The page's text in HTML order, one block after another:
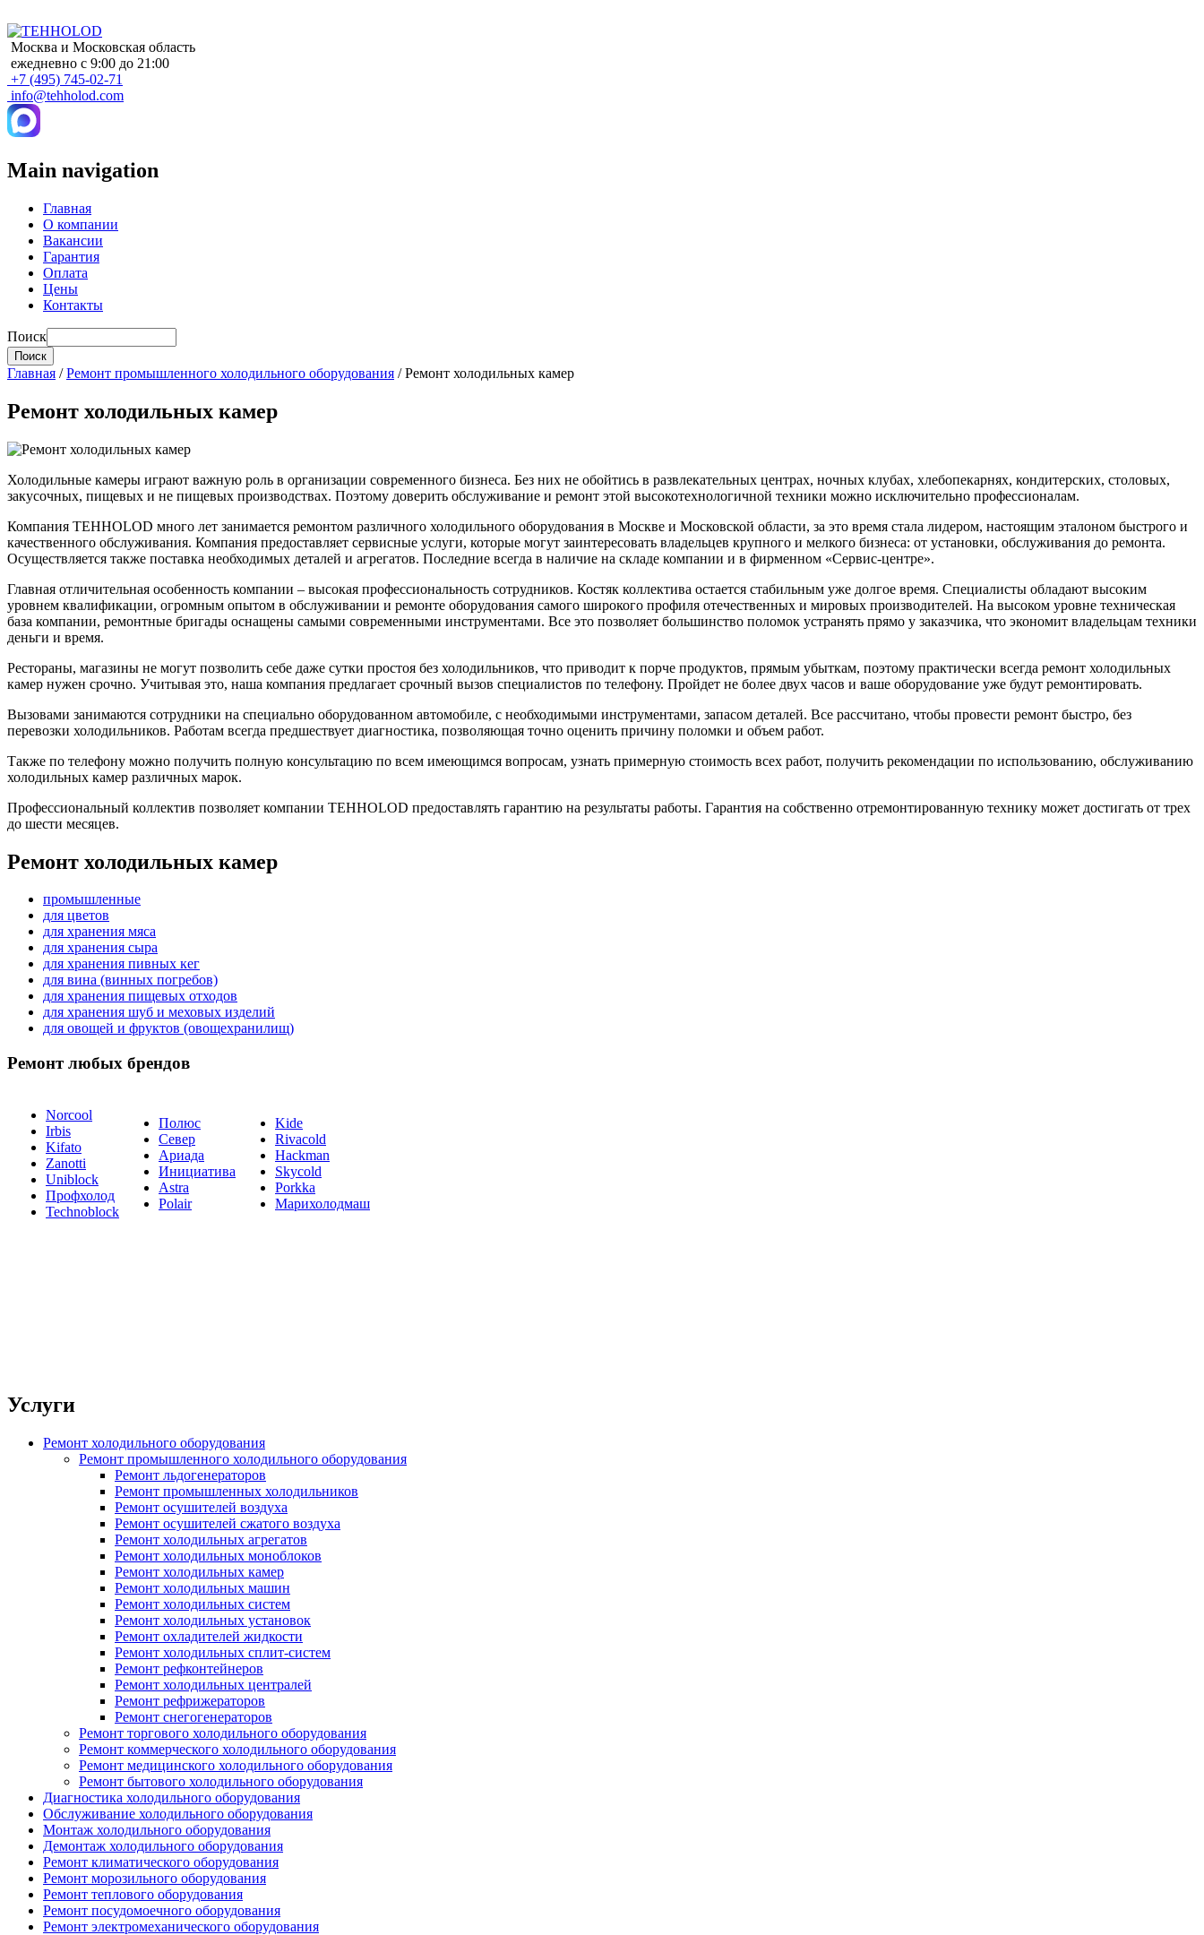
Москва и Московская область
ежедневно с 9:00 до 21:00
+7 (495) 745-02-71
info@tehholod.com
Main navigation
Главная
О компании
Вакансии
Гарантия
Оплата
Цены
Контакты
Поиск
Главная /Ремонт промышленного холодильного оборудования / Ремонт холодильных камер
Ремонт холодильных камер
Холодильные камеры играют важную роль в организации современного бизнеса. Без них не обойтись в развлекательных центрах, ночных клубах, хлебопекарнях, кондитерских, столовых,
закусочных, пищевых и не пищевых производствах. Поэтому доверить обслуживание и ремонт этой высокотехнологичной техники можно исключительно профессионалам.
Компания TEHHOLOD много лет занимается ремонтом различного холодильного оборудования в Москве и Московской области, за это время стала лидером, настоящим эталоном быстрого и
качественного обслуживания. Компания предоставляет сервисные услуги, которые могут заинтересовать владельцев крупного и мелкого бизнеса: от установки, обслуживания до ремонта.
Осуществляется также поставка необходимых деталей и агрегатов. Последние всегда в наличие на складе компании и в фирменном «Сервис-центре».
Главная отличительная особенность компании – высокая профессиональность сотрудников. Костяк коллектива остается стабильным уже долгое время. Специалисты обладают высоким
уровнем квалификации, огромным опытом в обслуживании и ремонте оборудования самого широкого профиля отечественных и мировых производителей. На высоком уровне техническая
база компании, ремонтные бригады оснащены самыми современными инструментами. Все это позволяет большинство поломок устранять прямо у заказчика, что экономит владельцам техники
деньги и время.
Рестораны, магазины не могут позволить себе даже сутки простоя без холодильников, что приводит к порче продуктов, прямым убыткам, поэтому практически всегда ремонт холодильных
камер нужен срочно. Учитывая это, наша компания предлагает срочный вызов специалистов по телефону. Пройдет не более двух часов и ваше оборудование уже будут ремонтировать.
Вызовами занимаются сотрудники на специально оборудованном автомобиле, с необходимыми инструментами, запасом деталей. Все рассчитано, чтобы провести ремонт быстро, без
перевозки холодильников. Работам всегда предшествует диагностика, позволяющая точно оценить причину поломки и объем работ.
Также по телефону можно получить полную консультацию по всем имеющимся вопросам, узнать примерную стоимость всех работ, получить рекомендации по использованию, обслуживанию
холодильных камер различных марок.
Профессиональный коллектив позволяет компании TEHHOLOD предоставлять гарантию на результаты работы. Гарантия на собственно отремонтированную технику может достигать от трех
до шести месяцев.
Ремонт холодильных камер
промышленные
для цветов
для хранения мяса
для хранения сыра
для хранения пивных кег
для вина (винных погребов)
для хранения пищевых отходов
для хранения шуб и меховых изделий
для овощей и фруктов (овощехранилищ)
Ремонт любых брендов
Norcool
Irbis
Kifato
Zanotti
Uniblock
Профхолод
Technoblock
Полюс
Север
Ариада
Инициатива
Astra
Polair
Kide
Rivacold
Hackman
Skycold
Porkka
Марихолодмаш
Услуги
Ремонт холодильного оборудования
Ремонт промышленного холодильного оборудования
Ремонт льдогенераторов
Ремонт промышленных холодильников
Ремонт осушителей воздуха
Ремонт осушителей сжатого воздуха
Ремонт холодильных агрегатов
Ремонт холодильных моноблоков
Ремонт холодильных камер
Ремонт холодильных машин
Ремонт холодильных систем
Ремонт холодильных установок
Ремонт охладителей жидкости
Ремонт холодильных сплит-систем
Ремонт рефконтейнеров
Ремонт холодильных централей
Ремонт рефрижераторов
Ремонт снегогенераторов
Ремонт торгового холодильного оборудования
Ремонт коммерческого холодильного оборудования
Ремонт медицинского холодильного оборудования
Ремонт бытового холодильного оборудования
Диагностика холодильного оборудования
Обслуживание холодильного оборудования
Монтаж холодильного оборудования
Демонтаж холодильного оборудования
Ремонт климатического оборудования
Ремонт морозильного оборудования
Ремонт теплового оборудования
Ремонт посудомоечного оборудования
Ремонт электромеханического оборудования